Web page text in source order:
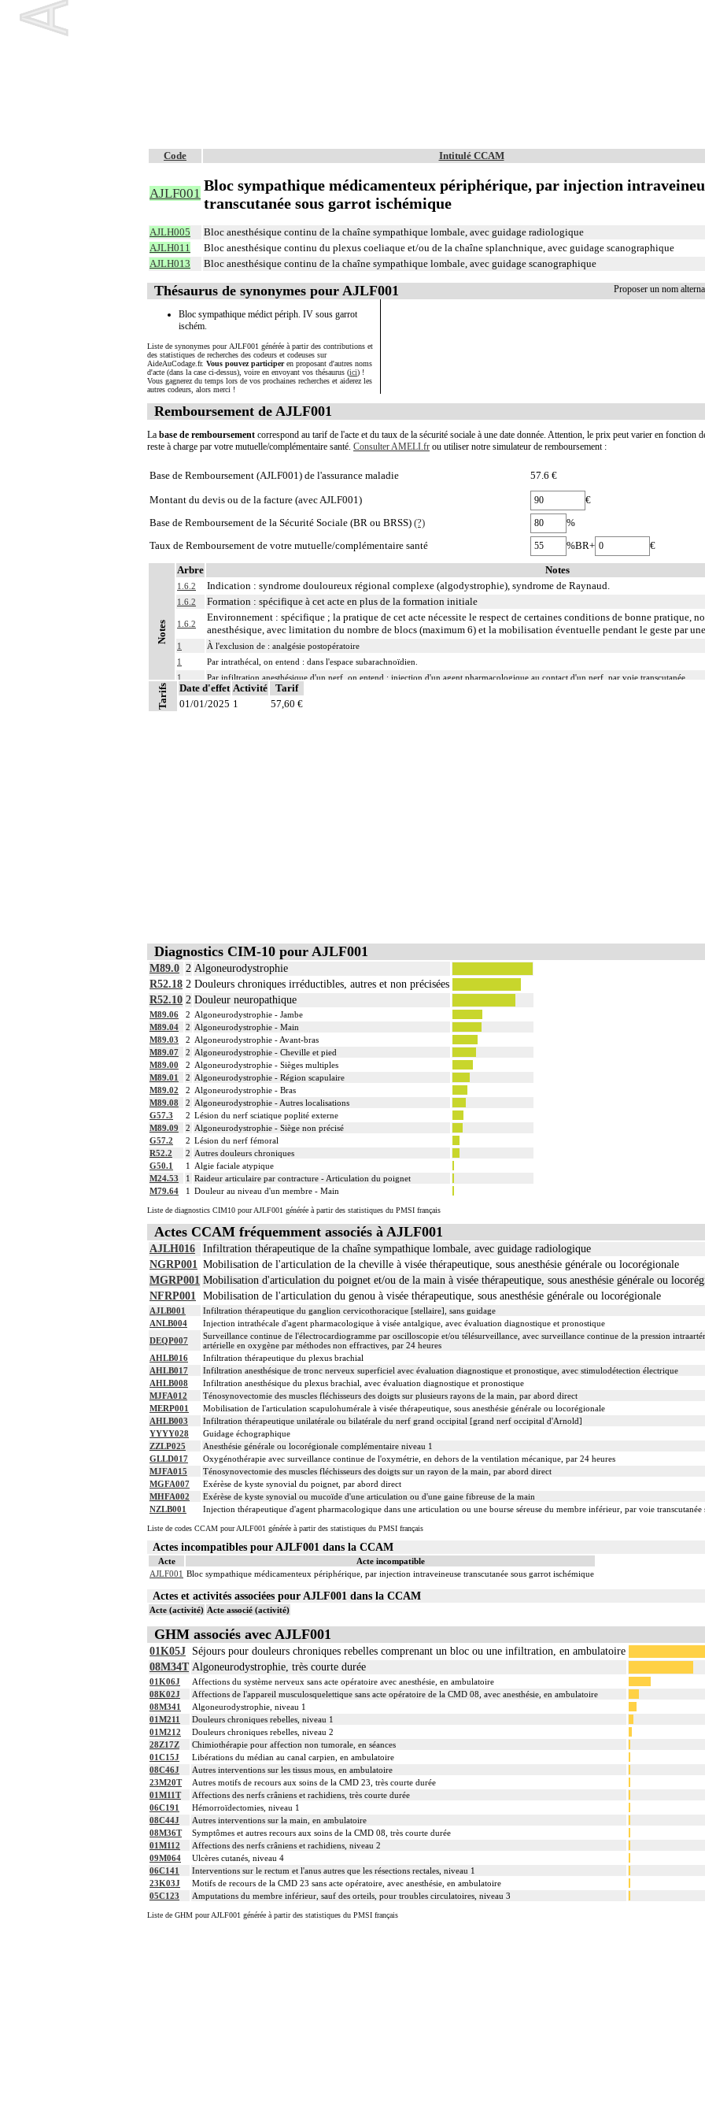
Code Intitulé CCAM
AJLF001 Bloc sympathique médicamenteux périphérique, par injection
transcutanée sous garrot ischémique
AJLH005 Bloc anesthésique continu de la chaîne sympathique lombale, avec guidage radiologique
AJLH011 Bloc anesthésique continu du plexus coeliaque et/ou de la chaîne splanchnique, avec guidage scanographique
AJLH013 Bloc anesthésique continu de la chaîne sympathique lombale, avec guidage scanographique
Proposer un nom
Thésaurus de synonymes pour AJLF001
Bloc sympathique médict périph. IV sous garrot
ischém.
Liste de synonymes pour AJLF001 générée à partir des contributions et
des statistiques de recherches des codeurs et codeuses sur
AideAuCodage.fr. Vous pouvez participeren proposant d'autres noms
d'acte (dans la case ci-dessus), voire en envoyant vos thésaurus (ici) !
Vous gagnerez du temps lors de vos prochaines recherches et aiderez les
autres codeurs, alors merci !
Remboursement de AJLF001
La base de remboursement correspond au tarif de l'acte et du taux de la sécurité sociale à une date donnée. Attention, le prix peut varier en
reste à charge par votre mutuelle/complémentaire santé. Consulter AMELI.fr ou utiliser notre simulateur de remboursement :
Base de Remboursement (AJLF001) de l'assurance maladie 57.6 €
Montant du devis ou de la facture (avec AJLF001)
€
Base de Remboursement de la Sécurité Sociale (BR ou BRSS) (?)
%
Taux de Remboursement de votre mutuelle/complémentaire santé
%BR+ €
Notes
Arbre Notes
1.6.2 Indication : syndrome douloureux régional complexe (algodystrophie), syndrome de Raynaud.
1.6.2 Formation : spécifique à cet acte en plus de la formation initiale
1.6.2
Environnement : spécifique ; la pratique de cet acte nécessite le respect de certaines conditions de bonne pratique,
anesthésique, avec limitation du nombre de blocs (maximum 6) et la mobilisation éventuelle pendant le geste par
1
À l'exclusion de : analgésie postopératoire
1
Par intrathécal, on entend : dans l'espace subarachnoïdien.
1
Par infiltration anesthésique d'un nerf, on entend : injection d'un agent pharmacologique au contact d'un nerf, par voie transcutanée.
1
Par bloc anesthésique continu d'un nerf, on entend : injection d'un agent pharmacologique au contact d'un nerf avec pose d'un cathéter,
Tarifs Date d'effet Activité
Tarif
01/01/2025 1 57,60 €
Diagnostics CIM-10 pour AJLF001
M89.0 2 Algoneurodystrophie
R52.18 2 Douleurs chroniques irréductibles, autres et non précisées
R52.10 2 Douleur neuropathique
M89.06 2 Algoneurodystrophie - Jambe
M89.04
2 Algoneurodystrophie - Main
M89.03
2 Algoneurodystrophie - Avant-bras
M89.07
2 Algoneurodystrophie - Cheville et pied
M89.00
2 Algoneurodystrophie - Sièges multiples
M89.01
2 Algoneurodystrophie - Région scapulaire
M89.02
2 Algoneurodystrophie - Bras
M89.08
2 Algoneurodystrophie - Autres localisations
G57.3
2 Lésion du nerf sciatique poplité externe
M89.09
2 Algoneurodystrophie - Siège non précisé
G57.2
2 Lésion du nerf fémoral
R52.2
2 Autres douleurs chroniques
G50.1
1
Algie faciale atypique
M24.53
1 Raideur articulaire par contracture - Articulation du poignet
M79.64
1 Douleur au niveau d'un membre - Main
Liste de diagnostics CIM10 pour AJLF001 générée à partir des statistiques du PMSI français
Actes CCAM fréquemment associés à AJLF001
AJLH016
Infiltration thérapeutique de la chaîne sympathique lombale, avec guidage radiologique
NGRP001 Mobilisation de l'articulation de la cheville à visée thérapeutique, sous anesthésie générale ou locorégionale
MGRP001 Mobilisation d'articulation du poignet et/ou de la main à visée thérapeutique, sous anesthésie générale ou
NFRP001 Mobilisation de l'articulation du genou à visée thérapeutique, sous anesthésie générale ou locorégionale
AJLB001
Infiltration thérapeutique du ganglion cervicothoracique [stellaire], sans guidage
ANLB004
Injection intrathécale d'agent pharmacologique à visée antalgique, avec évaluation diagnostique et pronostique
DEQP007
Surveillance continue de l'électrocardiogramme par oscilloscopie et/ou télésurveillance, avec surveillance continue de la pression
artérielle en oxygène par méthodes non effractives, par 24 heures
AHLB016
Infiltration thérapeutique du plexus brachial
AHLB017
Infiltration anesthésique de tronc nerveux superficiel avec évaluation diagnostique et pronostique, avec stimulodétection électrique
AHLB008
Infiltration anesthésique du plexus brachial, avec évaluation diagnostique et pronostique
MJFA012
Ténosynovectomie des muscles fléchisseurs des doigts sur plusieurs rayons de la main, par abord direct
MERP001
Mobilisation de l'articulation scapulohumérale à visée thérapeutique, sous anesthésie générale ou locorégionale
AHLB003
Infiltration thérapeutique unilatérale ou bilatérale du nerf grand occipital [grand nerf occipital d'Arnold]
YYYY028
Guidage échographique
ZZLP025
Anesthésie générale ou locorégionale complémentaire niveau 1
GLLD017
Oxygénothérapie avec surveillance continue de l'oxymétrie, en dehors de la ventilation mécanique, par 24 heures
MJFA015
Ténosynovectomie des muscles fléchisseurs des doigts sur un rayon de la main, par abord direct
MGFA007
Exérèse de kyste synovial du poignet, par abord direct
MHFA002
Exérèse de kyste synovial ou mucoïde d'une articulation ou d'une gaine fibreuse de la main
NZLB001
Injection thérapeutique d'agent pharmacologique dans une articulation ou une bourse séreuse du membre inférieur, par voie transcutanée
Liste de codes CCAM pour AJLF001 générée à partir des statistiques du PMSI français
Actes incompatibles pour AJLF001 dans la CCAM
Acte
Acte incompatible
AJLF001 Bloc sympathique médicamenteux périphérique, par injection intraveineuse transcutanée sous garrot ischémique
Actes et activités associées pour AJLF001 dans la CCAM
Acte (activité) Acte associé (activité)
GHM associés avec AJLF001
01K05J Séjours pour douleurs chroniques rebelles comprenant un bloc ou une infiltration, en ambulatoire
08M34T Algoneurodystrophie, très courte durée
01K06J
Affections du système nerveux sans acte opératoire avec anesthésie, en ambulatoire
08K02J
Affections de l'appareil musculosquelettique sans acte opératoire de la CMD 08, avec anesthésie, en ambulatoire
08M341
Algoneurodystrophie, niveau 1
01M211
Douleurs chroniques rebelles, niveau 1
01M212
Douleurs chroniques rebelles, niveau 2
28Z17Z
Chimiothérapie pour affection non tumorale, en séances
01C15J
Libérations du médian au canal carpien, en ambulatoire
08C46J
Autres interventions sur les tissus mous, en ambulatoire
23M20T
Autres motifs de recours aux soins de la CMD 23, très courte durée
01M11T
Affections des nerfs crâniens et rachidiens, très courte durée
06C191
Hémorroïdectomies, niveau 1
08C44J
Autres interventions sur la main, en ambulatoire
08M36T
Symptômes et autres recours aux soins de la CMD 08, très courte durée
01M112
Affections des nerfs crâniens et rachidiens, niveau 2
09M064
Ulcères cutanés, niveau 4
06C141
Interventions sur le rectum et l'anus autres que les résections rectales, niveau 1
23K03J
Motifs de recours de la CMD 23 sans acte opératoire, avec anesthésie, en ambulatoire
05C123
Amputations du membre inférieur, sauf des orteils, pour troubles circulatoires, niveau 3
Liste de GHM pour AJLF001 générée à partir des statistiques du PMSI français